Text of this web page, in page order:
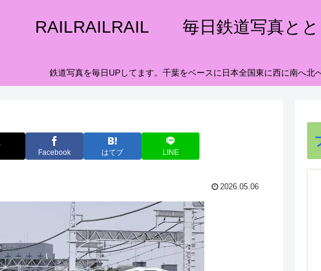
RAILRAILRAIL 毎日鉄道写真とと
鉄道写真を毎日UPしてます。千葉をベースに日本全国東に西に南へ北
Facebook はてブ LINE
2026.05.06